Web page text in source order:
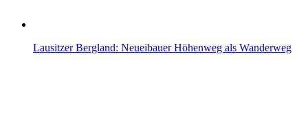
Lausitzer Bergland: Neueibauer Höhenweg als Wanderweg